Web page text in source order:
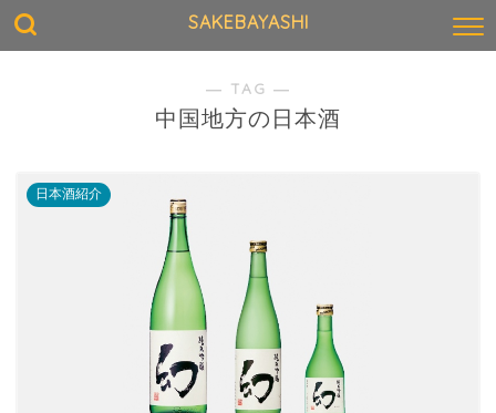
SAKEBAYASHI
― TAG ―
中国地方の日本酒
日本酒紹介